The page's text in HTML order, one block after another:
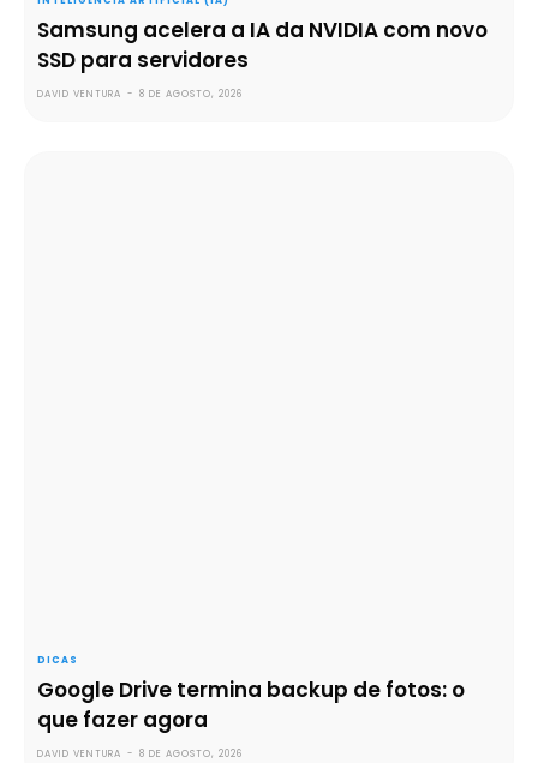
Samsung acelera a IA da NVIDIA com novo
SSD para servidores
DAVID VENTURA - 8 DE AGOSTO, 2026
DICAS
Google Drive termina backup de fotos: o
que fazer agora
DAVID VENTURA - 8 DE AGOSTO, 2026